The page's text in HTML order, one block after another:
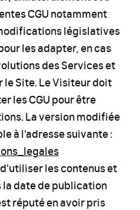
CGU notamment
législatives
les adapter, en cas
des Services et
le Site. Le Visiteur doit
les CGU pour être
La version modifiée
à l'adresse suivante :
les contenus et
la date de publication
réputé en avoir pris